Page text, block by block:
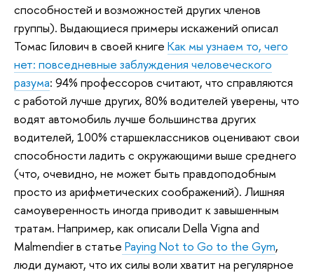
способностей и возможностей других членов
группы). Выдающиеся примеры искажений описал
Томас Гилович в своей книге Как мы узнаем то, чего
нет: повседневные заблуждения человеческого
разума: 94% профессоров считают, что справляются
с работой лучше других, 80% водителей уверены, что
водят автомобиль лучше большинства других
водителей, 100% старшеклассников оценивают свои
способности ладить с окружающими выше среднего
(что, очевидно, не может быть правдоподобным
просто из арифметических соображений). Лишняя
самоуверенность иногда приводит к завышенным
тратам. Например, как описали Della Vigna and
Malmendier в статье Paying Not to Go to the Gym,
люди думают, что их силы воли хватит на регулярное